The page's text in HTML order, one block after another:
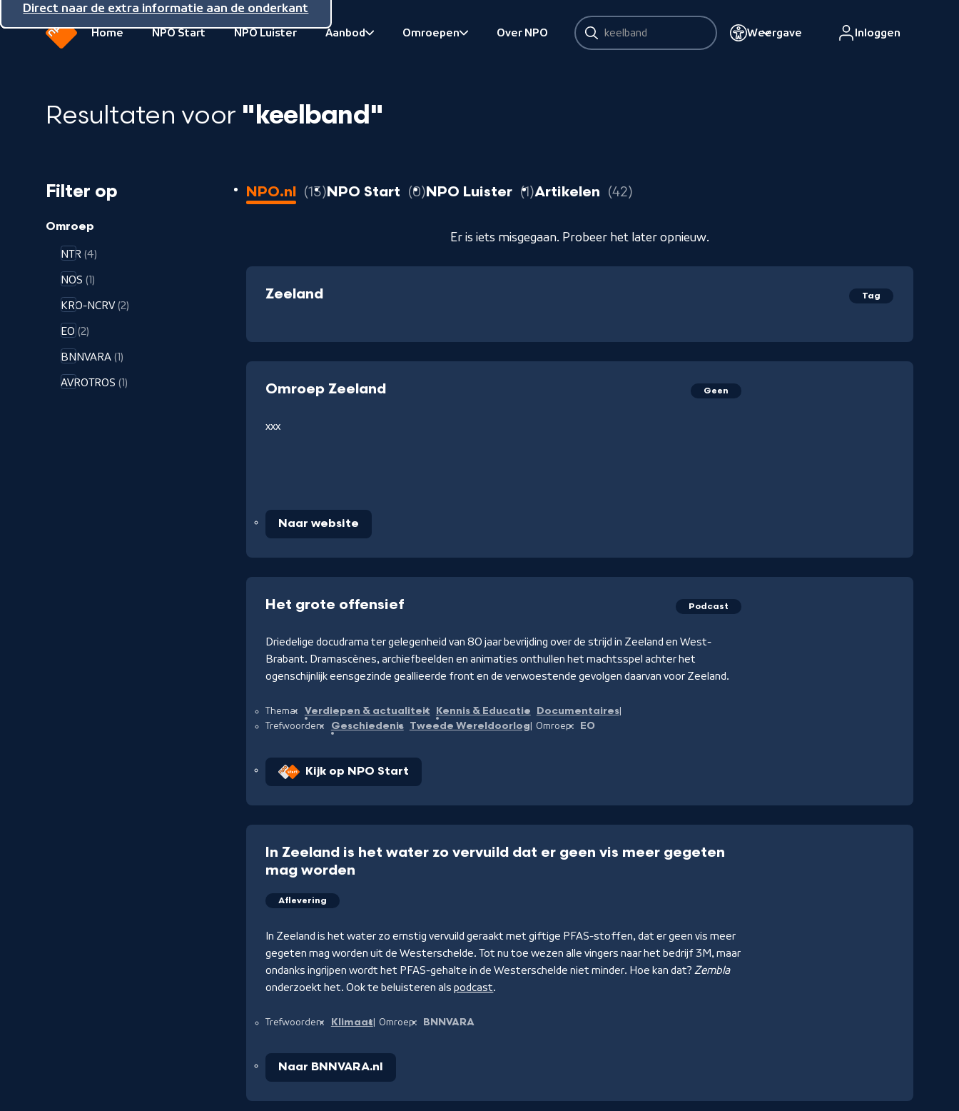
Direct naar de inhoud
Direct naar de hoofdnavigatie
Direct naar de extra informatie aan de onderkant
van
NPO
Home NPO Start NPO Luister
Aanbod
Omroepen
Over NPO
Zoeken
Zoeken
Weergave Inloggen
Resultaten voor "keelband"
Filter op
Omroep
NTR (4)
NOS (1)
KRO-NCRV(2)
EO (2)
BNNVARA (1)
AVROTROS (1)
13
resultaten
NPO.nl 13 resultaten
NPO Start 0 resultaten
NPO Luister 1 resultaten
Artikelen 42
Er is iets misgegaan. Probeer het later opnieuw.
Zeeland Tag
Omroep Zeeland Geen
xxx
Naar website
Het grote offensief Podcast
Driedelige docudrama ter gelegenheid van 80 jaar bevrijding over de strijd in Zeeland en West-
Brabant. Dramascènes, archiefbeelden en animaties onthullen het machtsspel achter het
ogenschijnlijk eensgezinde geallieerde front en de verwoestende gevolgen daarvan voor Zeeland.
Thema: Verdiepen & actualiteit Kennis & Educatie Documentaires
Trefwoorden: Geschiedenis Tweede Wereldoorlog Omroep: EO
Kijk op NPO Start
In Zeeland is het water zo vervuild dat er geen vis meer gegeten
mag worden
Aflevering
In Zeeland is het water zo ernstig vervuild geraakt met giftige PFAS-stoffen, dat er geen vis meer
gegeten mag worden uit de Westerschelde. Tot nu toe wezen alle vingers naar het bedrijf 3M, maar
ondanks ingrijpen wordt het PFAS-gehalte in de Westerschelde niet minder. Hoe kan dat? Zembla
onderzoekt het. Ook te beluisteren alspodcast.
Trefwoorden: Klimaat Omroep: BNNVARA
Naar BNNVARA.nl